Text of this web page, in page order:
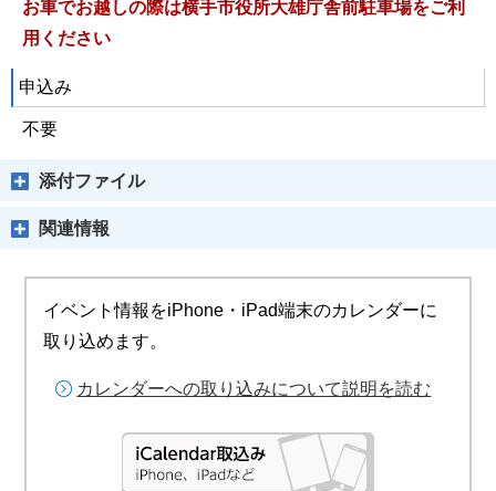
お車でお越しの際は横手市役所大雄庁舎前駐車場をご利
用ください
申込み
不要
添付ファイル
関連情報
イベント情報をiPhone・iPad端末のカレンダーに
取り込めます。
カレンダーへの取り込みについて説明を読む